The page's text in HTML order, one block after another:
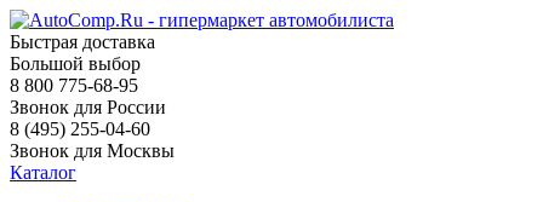
Быстрая доставка
Большой выбор
8 800 775-68-95
Звонок для России
8 (495) 255-04-60
Звонок для Москвы
Каталог